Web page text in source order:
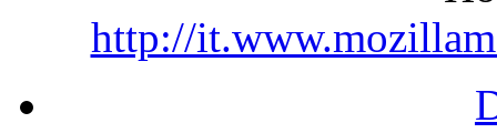
http://